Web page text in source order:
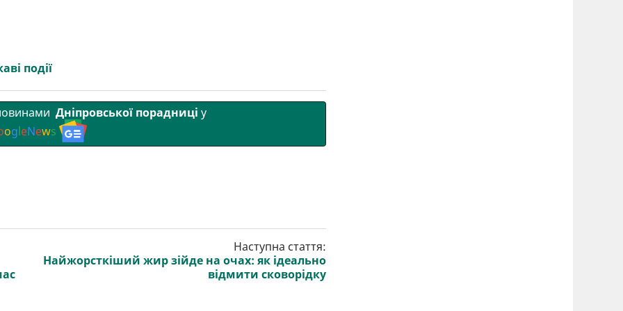
події
Дніпровської порадниці у
ogleNews
Наступна стаття:
Найжорсткіший жир зійде на очах: як ідеально
відмити сковорідку